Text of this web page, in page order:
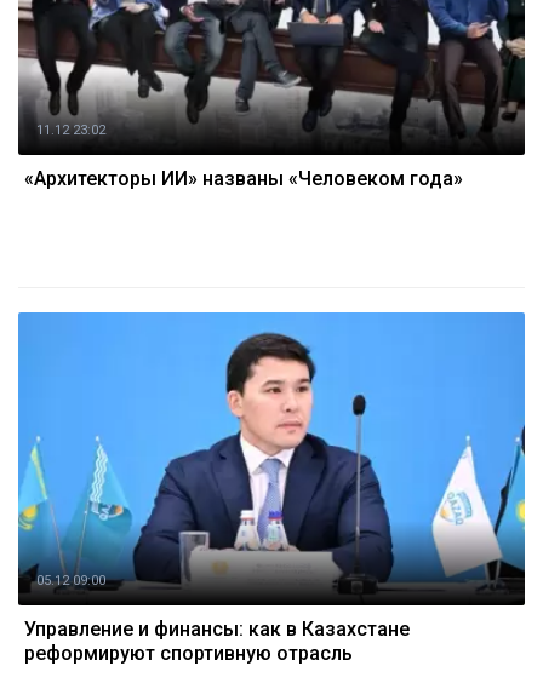
11.12 23:02
«Архитекторы ИИ» названы «Человеком года»
05.12 09:00
Управление и финансы: как в Казахстане
реформируют спортивную отрасль